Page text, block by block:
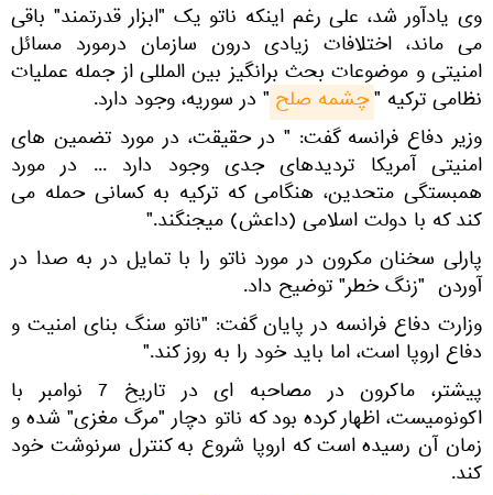
وی یادآور شد، علی رغم اینکه ناتو یک "ابزار قدرتمند" باقی
می ماند، اختلافات زیادی درون سازمان درمورد مسائل
امنیتی و موضوعات بحث برانگیز بین المللی از جمله عملیات
نظامی ترکیه "چشمه صلح " در سوریه، وجود دارد.
وزیر دفاع فرانسه گفت: " در حقیقت، در مورد تضمین های
امنیتی آمریكا تردیدهای جدی وجود دارد ... در مورد
همبستگی متحدین، هنگامی که ترکیه به کسانی حمله می
کند که با دولت اسلامی (داعش) میجنگند."
پارلی سخنان مکرون در مورد ناتو را با تمایل در به صدا در
آوردن "زنگ خطر" توضیح داد.
وزارت دفاع فرانسه در پایان گفت: "ناتو سنگ بنای امنیت و
دفاع اروپا است، اما باید خود را به روز کند."
پیشتر، ماکرون در مصاحبه ای در تاریخ 7 نوامبر با
اکونومیست، اظهار کرده بود که ناتو دچار "مرگ مغزی" شده و
زمان آن رسیده است که اروپا شروع به کنترل سرنوشت خود
کند.